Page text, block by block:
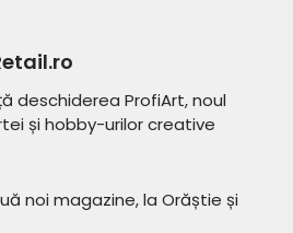
deschiderea ProfiArt, noul
și hobby-urilor creative
noi magazine, la Orăștie și